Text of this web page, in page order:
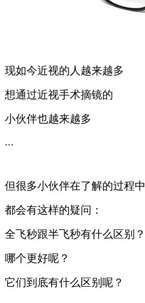
现如今近视的人越来越多
想通过近视手术摘镜的
小伙伴也越来越多
...
但很多小伙伴在了解的过程中
都会有这样的疑问：
全飞秒跟半飞秒有什么区别？
哪个更好呢？
它们到底有什么区别呢？